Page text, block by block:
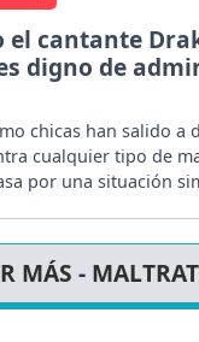
el cantante
digno de
chicas han salido a
cualquier tipo de
por una situación
MÁS -